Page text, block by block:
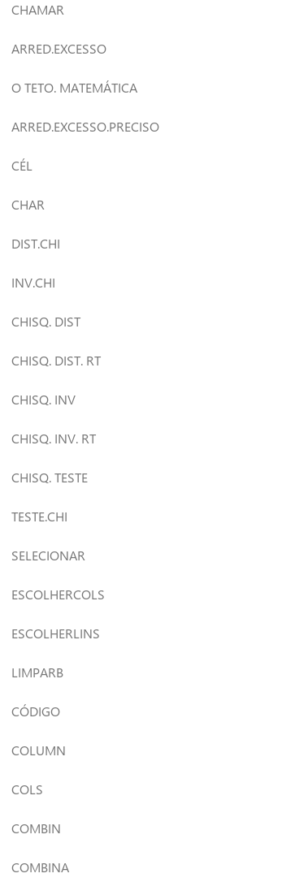
CHAMAR
ARRED.EXCESSO
O TETO. MATEMÁTICA
ARRED.EXCESSO.PRECISO
CÉL
CHAR
DIST.CHI
INV.CHI
CHISQ. DIST
CHISQ. DIST. RT
CHISQ. INV
CHISQ. INV. RT
CHISQ. TESTE
TESTE.CHI
SELECIONAR
ESCOLHERCOLS
ESCOLHERLINS
LIMPARB
CÓDIGO
COLUMN
COLS
COMBIN
COMBINA